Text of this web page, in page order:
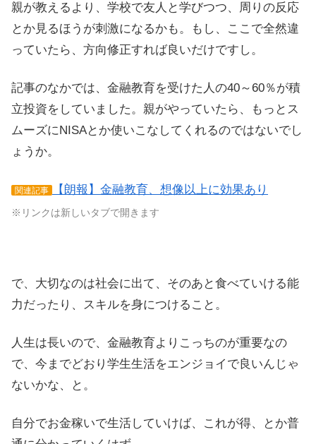
親が教えるより、学校で友人と学びつつ、周りの反応
とか見るほうが刺激になるかも。もし、ここで全然違
っていたら、方向修正すれば良いだけですし。
記事のなかでは、金融教育を受けた人の40～60％が積
立投資をしていました。親がやっていたら、もっとス
ムーズにNISAとか使いこなしてくれるのではないでし
ょうか。
関連記事 【朗報】金融教育、想像以上に効果あり
※リンクは新しいタブで開きます
で、大切なのは社会に出て、そのあと食べていける能
力だったり、スキルを身につけること。
人生は長いので、金融教育よりこっちのが重要なの
で、今までどおり学生生活をエンジョイで良いんじゃ
ないかな、と。
自分でお金稼いで生活していけば、これが得、とか普